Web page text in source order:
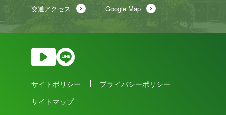
交通アクセス
Google Map
サイトポリシー
プライバシーポリシー
サイトマップ